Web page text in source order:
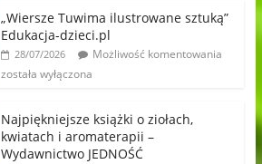
„Wiersze Tuwima ilustrowane sztuką”
Edukacja-dzieci.pl
28/07/2026
Możliwość komentowania
została wyłączona
Najpiękniejsze książki o ziołach,
kwiatach i aromaterapii –
Wydawnictwo JEDNOŚĆ